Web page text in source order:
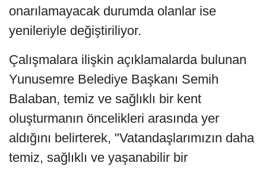
onarılamayacak durumda olanlar ise
yenileriyle değiştiriliyor.
Çalışmalara ilişkin açıklamalarda bulunan
Yunusemre Belediye Başkanı Semih
Balaban, temiz ve sağlıklı bir kent
oluşturmanın öncelikleri arasında yer
aldığını belirterek, "Vatandaşlarımızın daha
temiz, sağlıklı ve yaşanabilir bir